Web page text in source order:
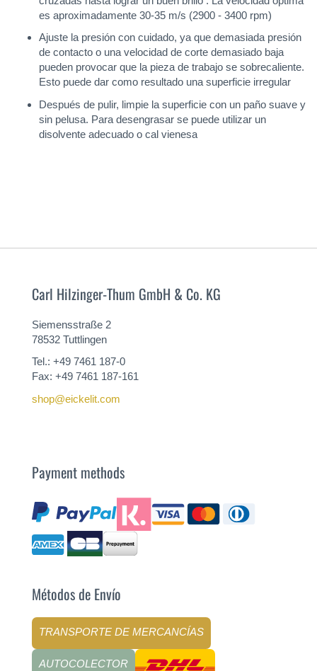
es aproximadamente 30-35 m/s (2900 - 3400 rpm)
Ajuste la presión con cuidado, ya que demasiada presión
de contacto o una velocidad de corte demasiado baja
pueden provocar que la pieza de trabajo se sobrecaliente.
Esto puede dar como resultado una superficie irregular
Después de pulir, limpie la superficie con un paño suave y
sin pelusa. Para desengrasar se puede utilizar un
disolvente adecuado o cal vienesa
Carl Hilzinger-Thum GmbH & Co. KG
Siemensstraße 2
78532 Tuttlingen
Tel.: +49 7461 187-0
Fax: +49 7461 187-161
shop@eickelit.com
Payment methods
Métodos de Envío
TRANSPORTE DE MERCANCÍAS
AUTOCOLECTOR